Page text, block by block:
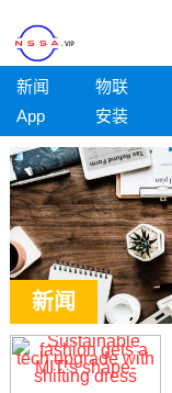
新闻 物联
App
安装
新闻